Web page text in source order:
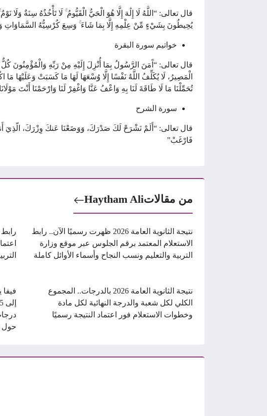
قال تعالى: “اللَّهُ لَا إِلَٰهَ إِلَّا هُوَ الْحَيُّ الْقَيُّومُ ۚ لَا تَأْخُذُهُ سِنَةٌ
يُحِيطُونَ بِشَيْءٍ مِّنْ عِلْمِهِ إِلَّا بِمَا شَاءَ ۚ وَسِعَ كُرْسِيُّهُ السَّمَاوَاتِ
خواتيم سورة البقرة
قال تعالى: “آَمَنَ الرَّسُولُ بِمَا أُنْزِلَ إِلَيْهِ مِنْ رَبِّهِ وَالْمُؤْمِنُونَ كُلٌّ
الْمَصِيرُ، لَا يُكَلِّفُ اللَّهُ نَفْسًا إِلَّا وُسْعَهَا لَهَا مَا كَسَبَتْ وَعَلَيْهَا مَا
تُحَمِّلْنَا مَا لَا طَاقَةَ لَنَا بِهِ وَاعْفُ عَنَّا وَاغْفِرْ لَنَا وَارْحَمْنَا أَنْتَ مَوْلَانَا
سورة الشرح
قال تعالى: “أَلَمْ نَشْرَحْ لَكَ صَدْرَكَ، وَوَضَعْنَا عَنكَ وِزْرَكَ، الّذِيَ
فَارْغَبْ”
من مقالاتHaytham Ali
نتيجة الثانوية العامة 2026 ظهرت رسميًا الآن.. رابط
الاستعلام المعتمد برقم الجلوس عبر موقع وزارة
التربية والتعليم ونسب النجاح وأسماء الأوائل كاملة
نتيجة الثانوية العامة 2026 بالدرجات.. المجموع
الكلي لكل شعبة والدرجة النهائية لكل مادة
وخطوات الاستعلام فور اعتماد النتيجة رسميًا
حول